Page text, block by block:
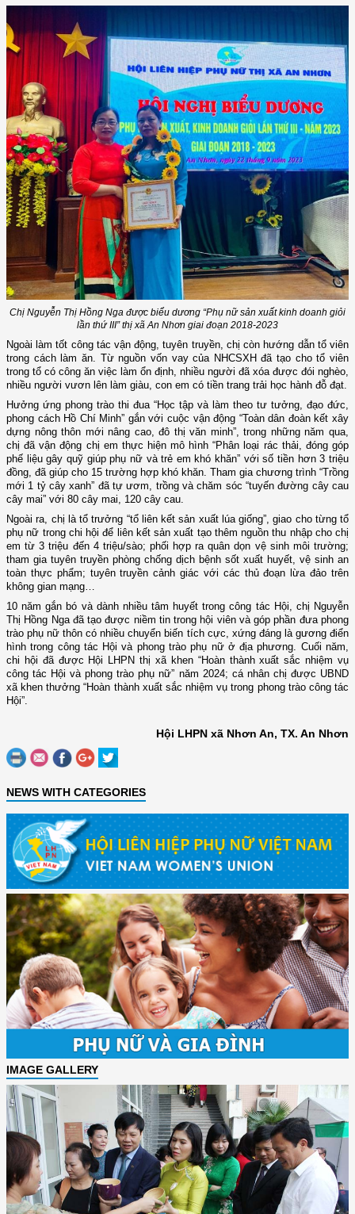
Chị Nguyễn Thị Hồng Nga được biểu dương “Phụ nữ sản xuất kinh doanh giỏi
lần thứ III” thị xã An Nhơn giai đoạn 2018-2023
Ngoài làm tốt công tác vận động, tuyên truyền, chị còn hướng dẫn tổ viên
trong cách làm ăn. Từ nguồn vốn vay của NHCSXH đã tạo cho tổ viên
trong tổ có công ăn việc làm ổn định, nhiều người đã xóa được đói nghèo,
nhiều người vươn lên làm giàu, con em có tiền trang trải học hành đỗ đạt.
Hưởng ứng phong trào thi đua “Học tập và làm theo tư tưởng, đạo đức,
phong cách Hồ Chí Minh” gắn với cuộc vận động “Toàn dân đoàn kết xây
dựng nông thôn mới nâng cao, đô thị văn minh”, trong những năm qua,
chị đã vận động chị em thực hiện mô hình “Phân loại rác thải, đóng góp
phế liệu gây quỹ giúp phụ nữ và trẻ em khó khăn” với số tiền hơn 3 triệu
đồng, đã giúp cho 15 trường hợp khó khăn. Tham gia chương trình “Trồng
mới 1 tỷ cây xanh” đã tự ươm, trồng và chăm sóc “tuyến đường cây cau
cây mai” với 80 cây mai, 120 cây cau.
Ngoài ra, chị là tổ trưởng “tổ liên kết sản xuất lúa giống”, giao cho từng tổ
phụ nữ trong chi hội để liên kết sản xuất tạo thêm nguồn thu nhập cho chị
em từ 3 triệu đến 4 triệu/sào; phối hợp ra quân dọn vệ sinh môi trường;
tham gia tuyên truyền phòng chống dịch bệnh sốt xuất huyết, vệ sinh an
toàn thực phẩm; tuyên truyền cảnh giác với các thủ đoạn lừa đảo trên
không gian mạng…
10 năm gắn bó và dành nhiều tâm huyết trong công tác Hội, chị Nguyễn
Thị Hồng Nga đã tạo được niềm tin trong hội viên và góp phần đưa phong
trào phụ nữ thôn có nhiều chuyển biến tích cực, xứng đáng là gương điển
hình trong công tác Hội và phong trào phụ nữ ở địa phương. Cuối năm,
chi hội đã được Hội LHPN thị xã khen “Hoàn thành xuất sắc nhiệm vụ
công tác Hội và phong trào phụ nữ” năm 2024; cá nhân chị được UBND
xã khen thưởng “Hoàn thành xuất sắc nhiệm vụ trong phong trào công tác
Hội”.
Hội LHPN xã Nhơn An, TX. An Nhơn
NEWS WITH CATEGORIES
IMAGE GALLERY